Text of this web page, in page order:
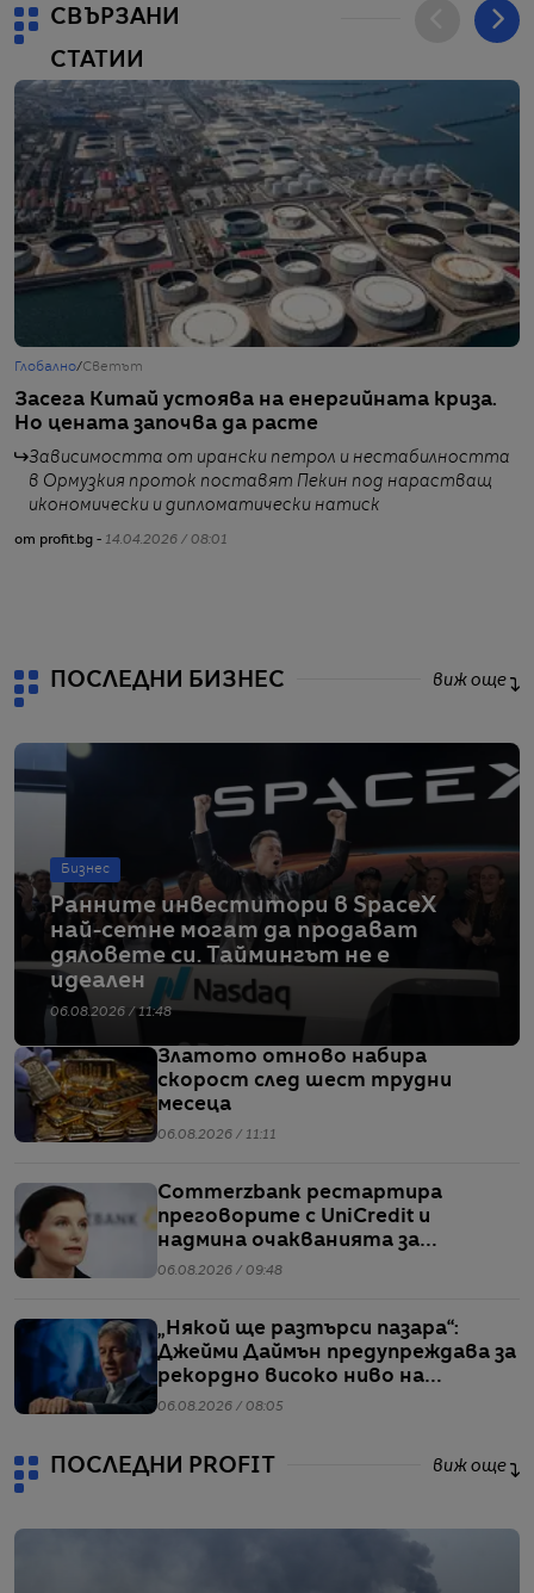
СВЪРЗАНИ
СТАТИИ
Глобално/Светът
Засега Китай устоява на енергийната криза.
Но цената започва да расте
Зависимостта от ирански петрол и нестабилността
в Ормузкия проток поставят Пекин под нарастващ
икономически и дипломатически натиск
от profit.bg - 14.04.2026 / 08:01
ПОСЛЕДНИ БИЗНЕС виж още
Бизнес
Ранните инвеститори в SpaceX
най-сетне могат да продават
дяловете си. Таймингът не е
идеален
06.08.2026 / 11:48
Златото отново набира
скорост след шест трудни
месеца
06.08.2026 / 11:11
Commerzbank рестартира
преговорите с UniCredit и
надмина очакванията за
тримесечието
06.08.2026 / 09:48
„Някой ще разтърси пазара“:
Джейми Даймън предупреждава за
рекордно високо ниво на
ливъридж
06.08.2026 / 08:05
ПОСЛЕДНИ PROFIT виж още